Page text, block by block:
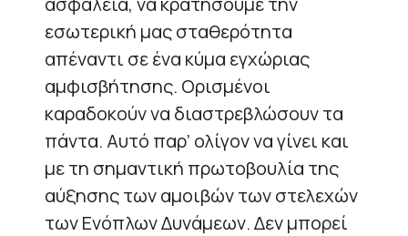
εσωτερική μας σταθερότητα
απέναντι σε ένα κύμα εγχώριας
αμφισβήτησης. Ορισμένοι
καραδοκούν να διαστρεβλώσουν τα
πάντα. Αυτό παρ’ ολίγον να γίνει και
με τη σημαντική πρωτοβουλία της
αύξησης των αμοιβών των στελεχών
των Ενόπλων Δυνάμεων. Δεν μπορεί